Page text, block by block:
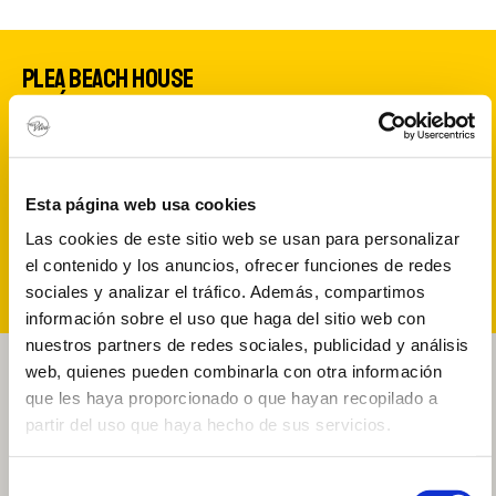
Esta página web usa cookies
Las cookies de este sitio web se usan para personalizar
el contenido y los anuncios, ofrecer funciones de redes
sociales y analizar el tráfico. Además, compartimos
información sobre el uso que haga del sitio web con
nuestros partners de redes sociales, publicidad y análisis
web, quienes pueden combinarla con otra información
que les haya proporcionado o que hayan recopilado a
partir del uso que haya hecho de sus servicios.
PLEA BEACH HOUSE
ESTÁ MUY CERCA DE
LUGARES INCREÍBLES…
deportivas, acantilados y montañas, Santander y su
CONOCE QUÉ VISITAR CERCA DE PLEA